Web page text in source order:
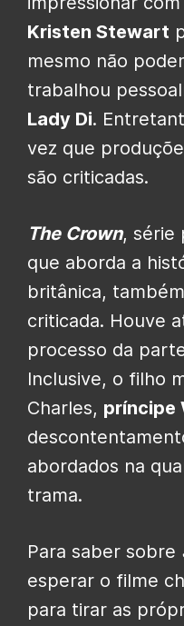
Kristen Stewart
mesmo não
trabalhou
Lady Di.
vez que
são criticadas.
The Crown, série
que aborda a
britânica,
criticada. Houve
processo da
Inclusive, o filho
Charles, príncipe
abordados na
trama.
Para saber sobre
esperar o filme
para tirar as